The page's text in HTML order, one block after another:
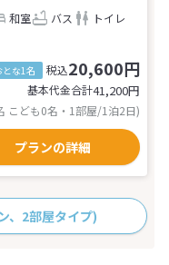
和室 バス
トイレ
とな1名 税込20,600円
基本代金合計41,200円
こども0名・1部屋/1泊2日)
プランの詳細
、2部屋タイプ)